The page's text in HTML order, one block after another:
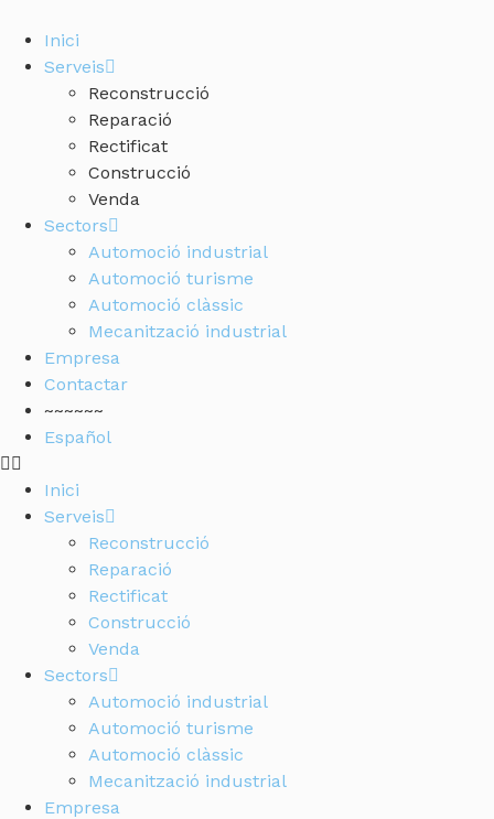
Inici
Serveis
Reconstrucció
Reparació
Rectificat
Construcció
Venda
Sectors
Automoció industrial
Automoció turisme
Automoció clàssic
Mecanització industrial
Empresa
Contactar
~~~~~~
Español
Inici
Serveis
Reconstrucció
Reparació
Rectificat
Construcció
Venda
Sectors
Automoció industrial
Automoció turisme
Automoció clàssic
Mecanització industrial
Empresa